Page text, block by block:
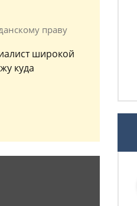
праву
широкой
куда